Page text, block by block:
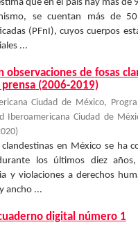
que en el país hay más de
se cuentan más de
(PFnI), cuyos cuerpos
...
observaciones de fosas
(2006-2019)
Ciudad de México,
Iberoamericana Ciudad de
)
clandestinas en México se ha
los últimos diez
y violaciones a derechos
ancho ...
digital número 1